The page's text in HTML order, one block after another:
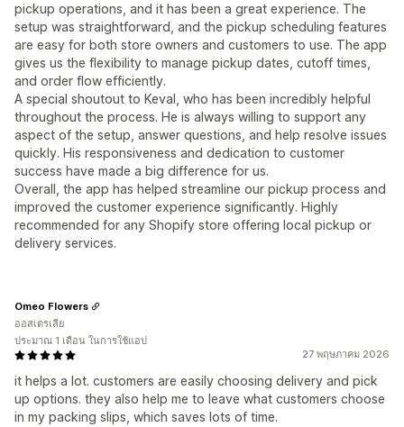
pickup operations, and it has been a great experience. The
setup was straightforward, and the pickup scheduling features
are easy for both store owners and customers to use. The app
gives us the flexibility to manage pickup dates, cutoff times,
and order flow efficiently.
A special shoutout to Keval, who has been incredibly helpful
throughout the process. He is always willing to support any
aspect of the setup, answer questions, and help resolve issues
quickly. His responsiveness and dedication to customer
success have made a big difference for us.
Overall, the app has helped streamline our pickup process and
improved the customer experience significantly. Highly
recommended for any Shopify store offering local pickup or
delivery services.
27 พฤษภาคม 2026
it helps a lot. customers are easily choosing delivery and pick
up options. they also help me to leave what customers choose
in my packing slips, which saves lots of time.
Omeo Flowers
ออสเตรเลีย
ประมาณ 1 เดือน ในการใช้แอป